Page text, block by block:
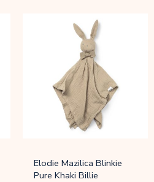
Elodie Mazilica Blinkie
Pure Khaki Billie